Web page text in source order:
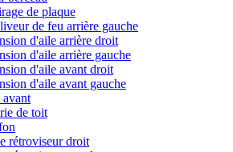
de plaque
de feu arrière gauche
d'aile arrière droit
d'aile arrière gauche
d'aile avant droit
d'aile avant gauche
avant
de toit
rétroviseur droit